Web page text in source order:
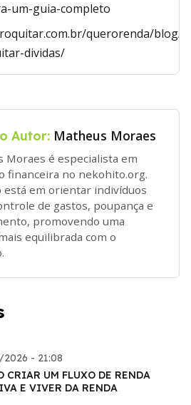
um-guia-completo
querorenda/blog/
dividas/
Autor: Matheus Moraes
Moraes é especialista em
financeira no nekohito.org.
está em orientar indivíduos
de gastos, poupança e
promovendo uma
equilibrada com o
2026 - 21:08
CRIAR UM FLUXO DE RENDA
E VIVER DA RENDA